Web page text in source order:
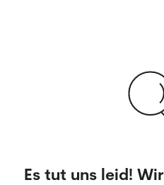
Es tut uns leid!